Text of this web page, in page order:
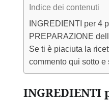
Indice dei contenuti
INGREDIENTI per 4
PREPARAZIONE
Se ti è piaciuta la
commento qui sotto e
INGREDIENTI